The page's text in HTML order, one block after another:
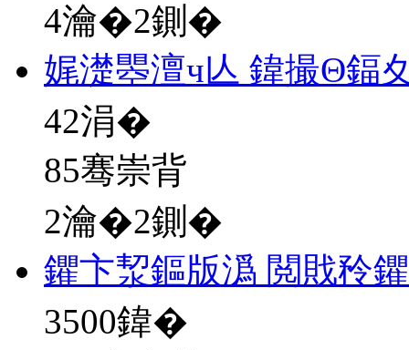
4瀹�2鍘�
娓濋瞾澶ч亾 鍏撮Θ鍢
42涓�
85骞崇背
2瀹�2鍘�
鑺卞洯鏂版潙 閲戝矝
3500鍏�